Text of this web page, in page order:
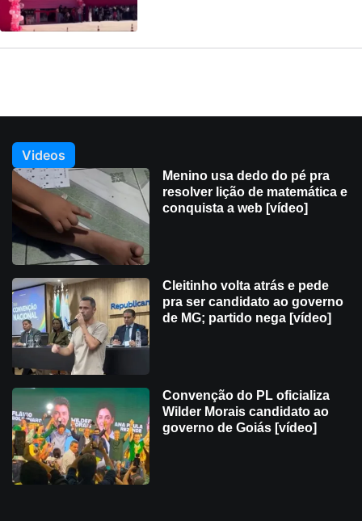
Videos
Menino usa dedo do pé pra
resolver lição de matemática e
conquista a web [vídeo]
Cleitinho volta atrás e pede
pra ser candidato ao governo
de MG; partido nega [vídeo]
Convenção do PL oficializa
Wilder Morais candidato ao
governo de Goiás [vídeo]